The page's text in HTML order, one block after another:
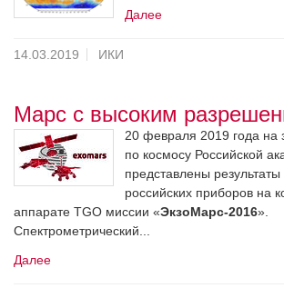
Далее
14.03.2019 ИКИ
Марс с высоким
20 февраля 2019 года на
по космосу Российской
представлены
российских приборов на
аппарате TGO миссии «ЭкзоМарс-2016».
Спектрометрический...
Далее